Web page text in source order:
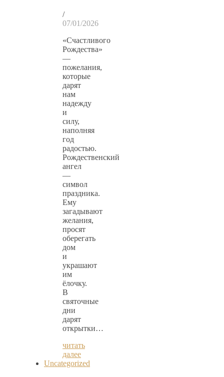
/
07/01/2026
«Счастливого
Рождества»
—
пожелания,
которые
дарят
нам
надежду
и
силу,
наполняя
год
радостью.
Рождественский
ангел
—
символ
праздника.
Ему
загадывают
желания,
просят
оберегать
дом
и
украшают
им
ёлочку.
В
святочные
дни
дарят
открытки…
читать
далее
Uncategorized